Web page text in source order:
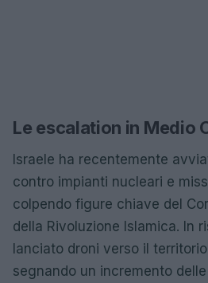
Le escalation in Medio
Israele ha recentemente
contro impianti nucleari e
colpendo figure chiave del
della Rivoluzione Islamica. In
lanciato droni verso il
segnando un incremento